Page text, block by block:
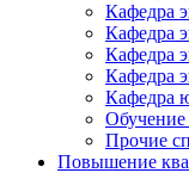
Кафедра
Кафедра
Кафедра
Кафедра
Кафедра
Обучение
Прочие
Повышение